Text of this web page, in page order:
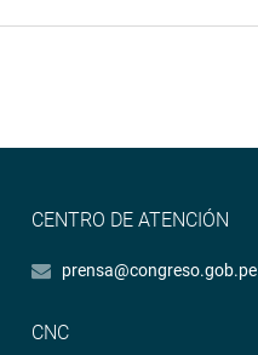
CENTRO DE ATENCIÓN
prensa@congreso.gob.pe
CNC